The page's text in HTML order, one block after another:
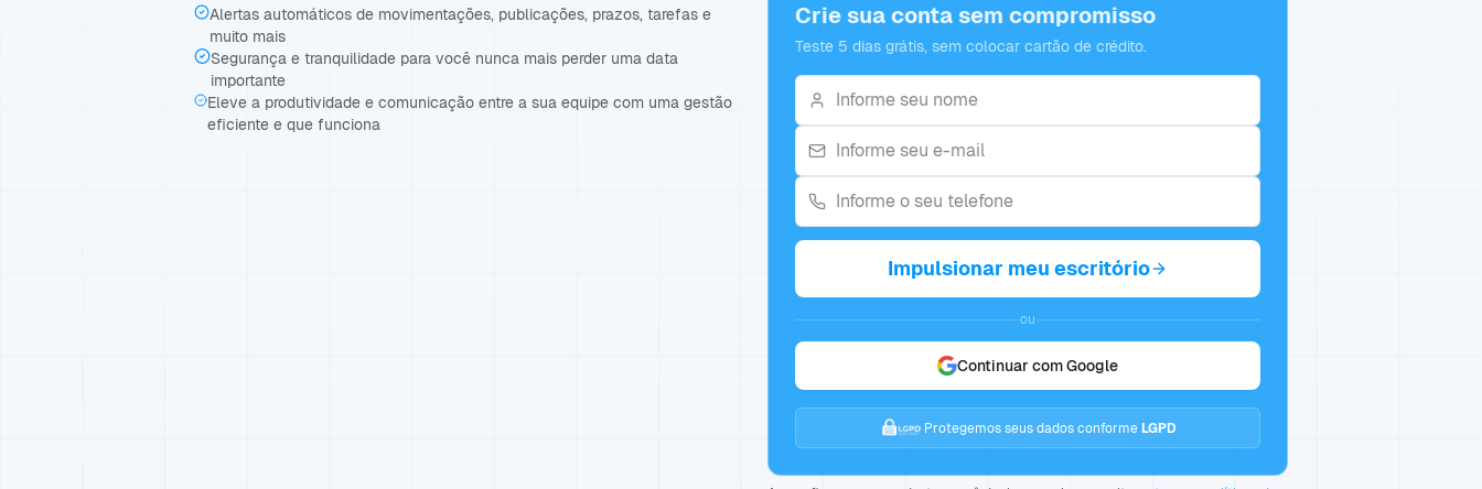
Alertas automáticos de movimentações, publicações, prazos, tarefas e
muito mais
Segurança e tranquilidade para você nunca mais perder uma data
importante
Eleve a produtividade e comunicação entre a sua equipe com uma gestão
eficiente e que funciona
Crie sua conta sem compromisso
Teste 5 dias grátis, sem colocar cartão de crédito.
Impulsionar meu escritório
ou
Continuar com Google
Protegemos seus dados conforme LGPD